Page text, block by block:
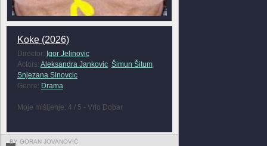
Koke (2026)
Director: Igor Jelinovic
Actors: Aleksandra Jankovic, Šimun Šitum,
Snjezana Sinovcic
Genre: Drama
Moje mišljenje: 4 / 5 - Vrlo Dobar
BY GORAN JOVANOVIĆ